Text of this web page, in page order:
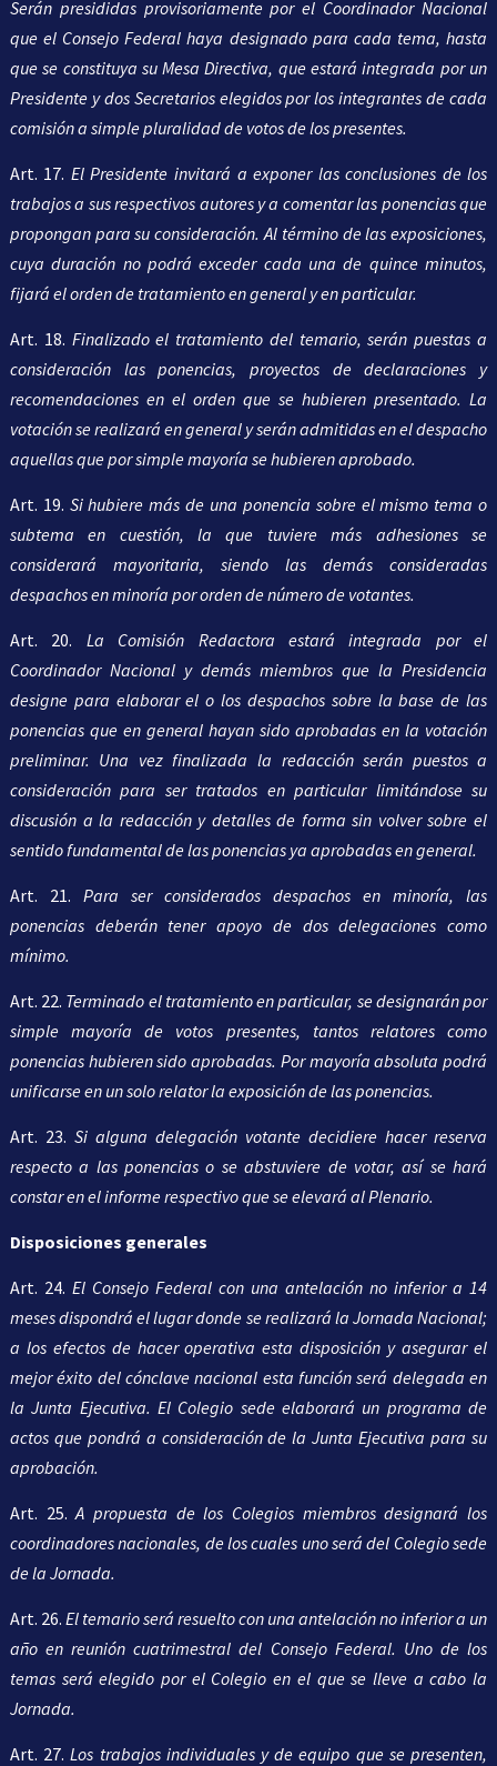
Serán presididas provisoriamente por el Coordinador Nacional
que el Consejo Federal haya designado para cada tema, hasta
que se constituya su Mesa Directiva, que estará integrada por un
Presidente y dos Secretarios elegidos por los integrantes de cada
comisión a simple pluralidad de votos de los presentes.
Art. 17. El Presidente invitará a exponer las conclusiones de los
trabajos a sus respectivos autores y a comentar las ponencias que
propongan para su consideración. Al término de las exposiciones,
cuya duración no podrá exceder cada una de quince minutos,
fijará el orden de tratamiento en general y en particular.
Art. 18. Finalizado el tratamiento del temario, serán puestas a
consideración las ponencias, proyectos de declaraciones y
recomendaciones en el orden que se hubieren presentado. La
votación se realizará en general y serán admitidas en el despacho
aquellas que por simple mayoría se hubieren aprobado.
Art. 19. Si hubiere más de una ponencia sobre el mismo tema o
subtema en cuestión, la que tuviere más adhesiones se
considerará mayoritaria, siendo las demás consideradas
despachos en minoría por orden de número de votantes.
Art. 20. La Comisión Redactora estará integrada por el
Coordinador Nacional y demás miembros que la Presidencia
designe para elaborar el o los despachos sobre la base de las
ponencias que en general hayan sido aprobadas en la votación
preliminar. Una vez finalizada la redacción serán puestos a
consideración para ser tratados en particular limitándose su
discusión a la redacción y detalles de forma sin volver sobre el
sentido fundamental de las ponencias ya aprobadas en general.
Art. 21. Para ser considerados despachos en minoría, las
ponencias deberán tener apoyo de dos delegaciones como
mínimo.
Art. 22. Terminado el tratamiento en particular, se designarán por
simple mayoría de votos presentes, tantos relatores como
ponencias hubieren sido aprobadas. Por mayoría absoluta podrá
unificarse en un solo relator la exposición de las ponencias.
Art. 23. Si alguna delegación votante decidiere hacer reserva
respecto a las ponencias o se abstuviere de votar, así se hará
constar en el informe respectivo que se elevará al Plenario.
Disposiciones generales
Art. 24. El Consejo Federal con una antelación no inferior a 14
meses dispondrá el lugar donde se realizará la Jornada Nacional;
a los efectos de hacer operativa esta disposición y asegurar el
mejor éxito del cónclave nacional esta función será delegada en
la Junta Ejecutiva. El Colegio sede elaborará un programa de
actos que pondrá a consideración de la Junta Ejecutiva para su
aprobación.
Art. 25.A propuesta de los Colegios miembros designará los
coordinadores nacionales, de los cuales uno será del Colegio sede
de la Jornada.
Art. 26. El temario será resuelto con una antelación no inferior a un
año en reunión cuatrimestral del Consejo Federal. Uno de los
temas será elegido por el Colegio en el que se lleve a cabo la
Jornada.
Art. 27.Los trabajos individuales y de equipo que se presenten,